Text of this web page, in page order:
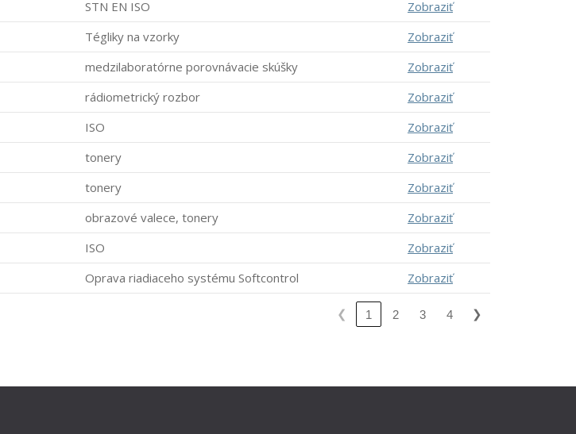
STN EN ISO
Zobraziť
Tégliky na vzorky
Zobraziť
medzilaboratórne porovnávacie skúšky
Zobraziť
rádiometrický rozbor
Zobraziť
ISO
Zobraziť
tonery
Zobraziť
tonery
Zobraziť
obrazové valece, tonery
Zobraziť
ISO
Zobraziť
Oprava riadiaceho systému Softcontrol Zobraziť
❮ 1 2 3 4 ❯